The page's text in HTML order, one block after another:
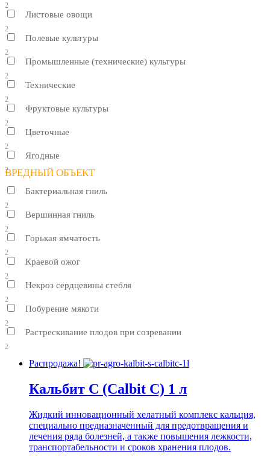
2
Листовые овощи
2
Полевые культуры
2
Промышленные (технические) культуры
2
Технические
2
Фруктовые культуры
2
Цветочные
2
Ягодные
2
ВРЕДНЫЙ ОБЪЕКТ
Бактериальная гниль
2
Вершинная гниль
2
Горькая ямчатость
2
Краевой ожог
2
Некроз сердцевины стебля
2
Побурение мякоти
2
Растрескивание плодов при созревании
2
Распродажа!
Кальбит С (Calbit C) 1 л
Жидкий инновационный хелатный комплекс кальция,
специально предназначенный для предотвращения и
лечения ряда болезней, а также повышения лежкости,
транспортабельности и сроков хранения плодов.